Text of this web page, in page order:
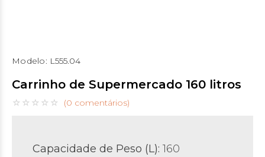
Modelo: L555.04
Carrinho de Supermercado 160 litros
(0 comentários)
Capacidade de Peso (L): 160